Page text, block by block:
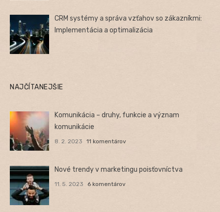
CRM systémy a správa vzťahov so zákazníkmi:
Implementácia a optimalizácia
NAJČÍTANEJŠIE
Komunikácia – druhy, funkcie a význam
komunikácie
8. 2. 2023 11 komentárov
Nové trendy v marketingu poisťovníctva
11. 5. 2023 6 komentárov